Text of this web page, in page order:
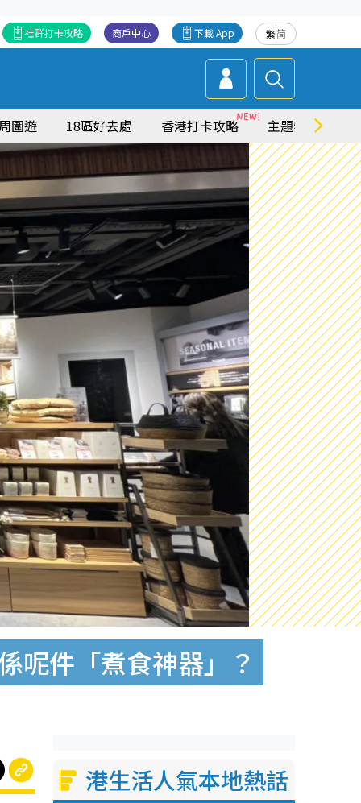
繁简
下載 App
商戶中心
社群打卡攻略
圍遊 18區好去處 香港打卡攻略 主題特集
呢件「煮食神器」？
港生活人氣本地熱話